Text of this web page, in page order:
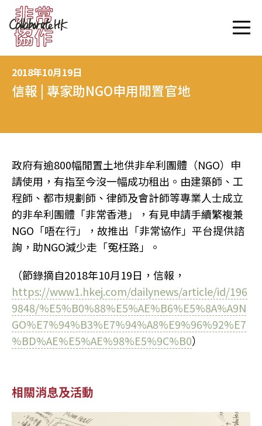
2018年10月19日
信報 | 專家助NGO申用閒置官地
政府有逾800幅閒置土地供非牟利團體（NGO）申
請使用，有指至今沒一幅成功租出。由建築師、工
程師、都市規劃師、律師及會計師等專業人士成立
的非牟利團體「非常香港」，有見申請手續繁複兼
NGO「唔在行」，故推出「非常協作」平台提供諮
詢，助NGO減少走「冤枉路」。
（節錄摘自2018年10月19日，信報，
https://www1.hkej.com/dailynews/article/id/196
9848/%E5%B0%88%E5%AE%B6%E5%8A%A9N
GO%E7%94%B3%E7%94%A8%E9%96%92%E7
%BD%AE%E5%AE%98%E5%9C%B0）
相關消息及活動